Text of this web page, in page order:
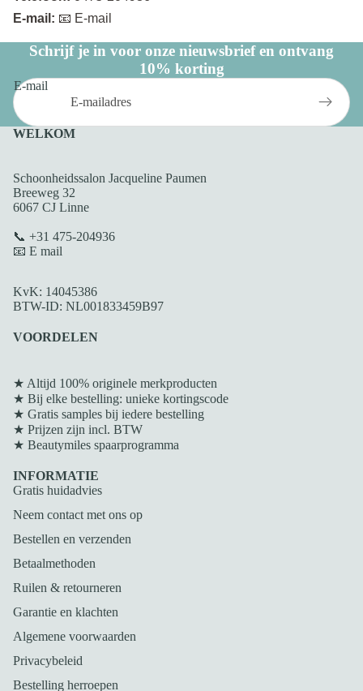
E-mail: 📧 E-mail
Schrijf je in voor onze nieuwsbrief en ontvang
10% korting
E-mail
WELKOM
Schoonheidssalon Jacqueline Paumen
Breeweg 32
6067 CJ Linne
📞 +31 475-204936
📧 E mail
KvK: 14045386
BTW-ID: NL001833459B97
VOORDELEN
★ Altijd 100% originele merkproducten
★ Bij elke bestelling: unieke kortingscode
★ Gratis samples bij iedere bestelling
★ Prijzen zijn incl. BTW
★ Beautymiles spaarprogramma
INFORMATIE
Gratis huidadvies
Neem contact met ons op
Bestellen en verzenden
Betaalmethoden
Ruilen & retourneren
Garantie en klachten
Algemene voorwaarden
Privacybeleid
Bestelling herroepen